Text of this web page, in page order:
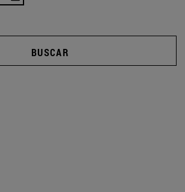
BUSCAR